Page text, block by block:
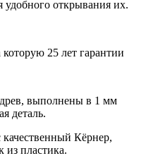
открывания их.
25 лет гарантии
выполнены в 1 мм
деталь.
Кëрнер,
из пластика.